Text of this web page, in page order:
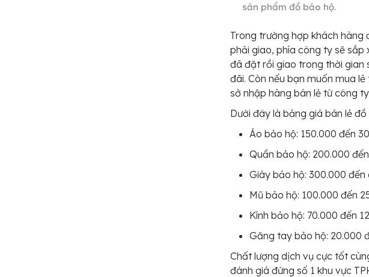
sản phẩm đồ bảo hộ.
Trong trường hợp khách hàng
phải giao, phía công ty sẽ sắp
đã đặt rồi giao trong thời gian
đãi. Còn nếu bạn muốn mua
sở nhập hàng bán lẻ từ công
Dưới đây là bảng giá bán lẻ
Áo bảo hộ: 150.000 đến
Quần bảo hộ: 200.000
Giày bảo hộ: 300.000 đến
Mũ bảo hộ: 100.000 đến
Kính bảo hộ: 70.000 đến
Găng tay bảo hộ: 20.000
Chất lượng dịch vụ cực tốt
đánh giá đứng số 1 khu vực